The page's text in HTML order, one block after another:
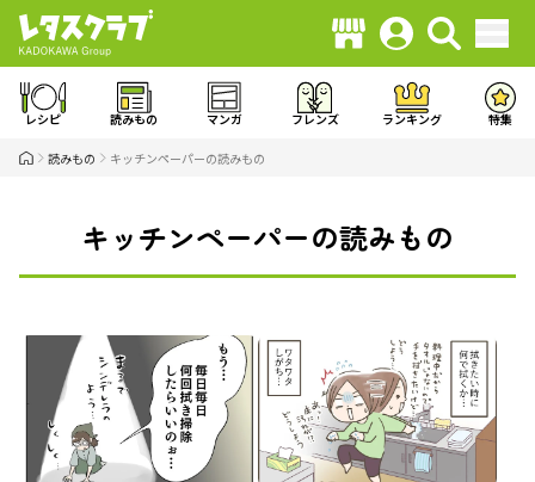
レシピ 読みもの マンガ フレンズ ランキング 特集
読みもの キッチンペーパーの読みもの
キッチンペーパーの読みもの